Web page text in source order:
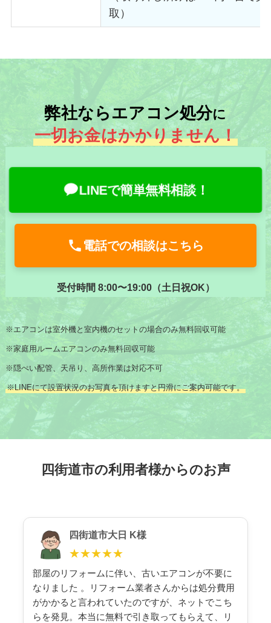
取）
弊社ならエアコン処分に
一切お金はかかりません！
LINEで簡単無料相談！
電話での相談はこちら
受付時間 8:00〜19:00（土日祝OK）
※エアコンは室外機と室内機のセットの場合のみ無料回収可能
※家庭用ルームエアコンのみ無料回収可能
※隠ぺい配管、天吊り、高所作業は対応不可
※LINEにて設置状況のお写真を頂けますと円滑にご案内可能です。
四街道市の利用者様からのお声
四街道市大日 K様
★★★★★
部屋のリフォームに伴い、古いエアコンが不要に
なりました 。リフォーム業者さんからは処分費用
がかかると言われていたのですが、ネットでこち
らを発見。本当に無料で引き取ってもらえて、リ